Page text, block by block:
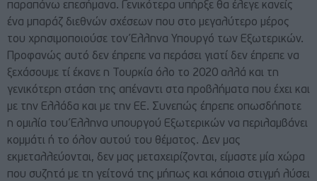
παραπάνω επεσήμανα. Γενικότερα υπήρξε θα έλεγε κανείς
ένα μπαράζ διεθνών σχέσεων που στο μεγαλύτερο μέρος
του χρησιμοποιούσε τον Έλληνα Υπουργό των Εξωτερικών.
Προφανώς αυτό δεν έπρεπε να περάσει γιατί δεν έπρεπε να
ξεχάσουμε τί έκανε η Τουρκία όλο το 2020 αλλά και τη
γενικότερη στάση της απέναντι στα προβλήματα που έχει και
με την Ελλάδα και με την ΕΕ. Συνεπώς έπρεπε οπωσδήποτε
η ομιλία του Έλληνα υπουργού Εξωτερικών να περιλαμβάνει
κομμάτι ή το όλον αυτού του θέματος. Δεν μας
εκμεταλλεύονται, δεν μας μεταχειρίζονται, είμαστε μία χώρα
που συζητά με τη γείτονά της μήπως και κάποια στιγμή λύσει